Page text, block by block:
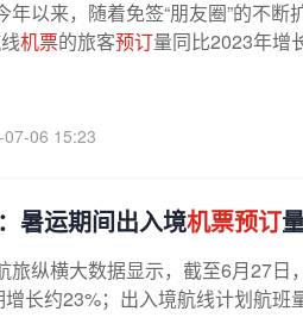
年以来，随着免签“朋友圈”的不
机票的旅客预订量同比2023年增
06 15:23
暑运期间出入境机票预订
旅纵横大数据显示，截至6月27
长约23%；出入境航线计划航班